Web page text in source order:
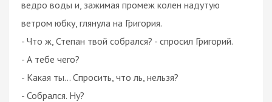
ведро воды и, зажимая промеж колен надутую
ветром юбку, глянула на Григория.
- Что ж, Степан твой собрался? - спросил Григорий.
- А тебе чего?
- Какая ты... Спросить, что ль, нельзя?
- Собрался. Ну?